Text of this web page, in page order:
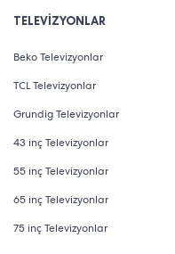
TELEVİZYONLAR
Beko Televizyonlar
TCL Televizyonlar
Grundig Televizyonlar
43 inç Televizyonlar
55 inç Televizyonlar
65 inç Televizyonlar
75 inç Televizyonlar